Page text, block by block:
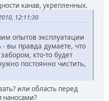
канав, укрепленных.
12:11:30
опытов эксплуатации
- вы правда думаете, что
кто-то будет
постоянно чистить,
или область перед
наносами?